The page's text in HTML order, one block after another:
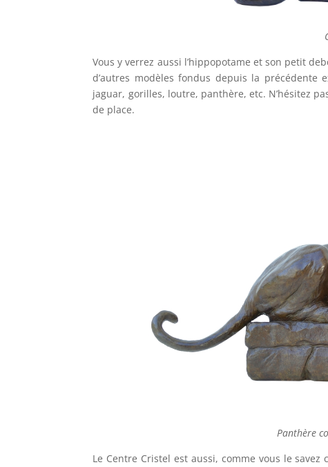
Vous y verrez aussi l’hippopotame et son petit
d’autres modèles fondus depuis la précédente
jaguar, gorilles, loutre, panthère, etc. N’hésitez
de place.
Panthère
Le Centre Cristel est aussi, comme vous le